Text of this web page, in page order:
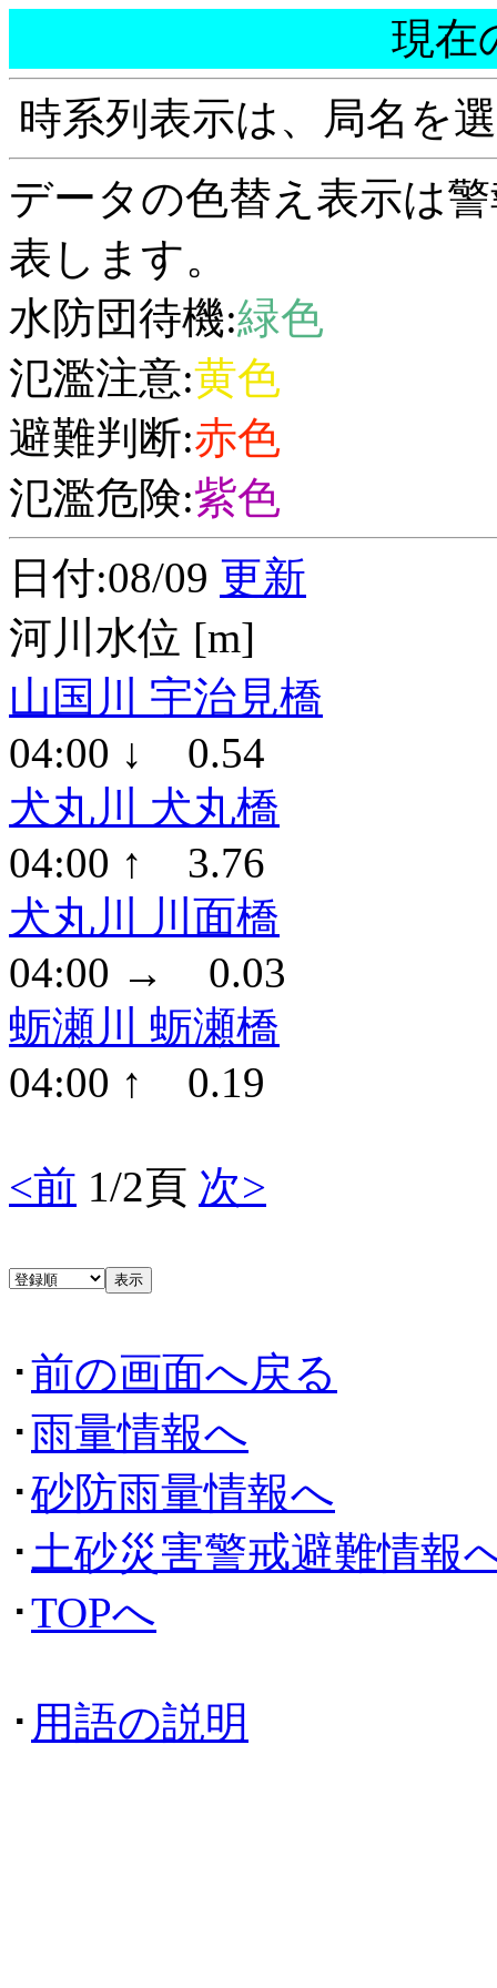
現在
時系列表示は、局名を
データの色替え表示は
表します。
水防団待機:緑色
氾濫注意:黄色
避難判断:赤色
氾濫危険:紫色
日付:08/09 更新
河川水位 [m]
山国川 宇治見橋
04:00 ↓ 0.54
犬丸川 犬丸橋
04:00 ↑ 3.76
犬丸川 川面橋
04:00 → 0.03
蛎瀬川 蛎瀬橋
04:00 ↑ 0.19
<前 1/2頁 次>
･前の画面へ戻る
･雨量情報へ
･砂防雨量情報へ
･ 土砂災害警戒避難情報
･TOPへ
･ 用語の説明